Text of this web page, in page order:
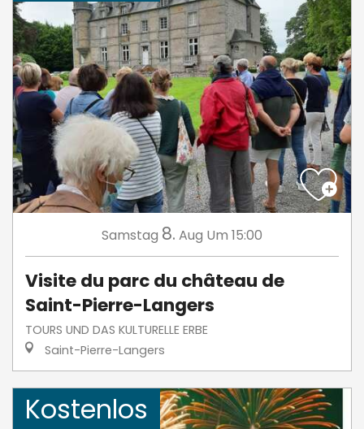
Samstag 8. Aug Um 15:00
Visite du parc du château de
Saint-Pierre-Langers
TOURS UND DAS KULTURELLE ERBE
Saint-Pierre-Langers
Kostenlos